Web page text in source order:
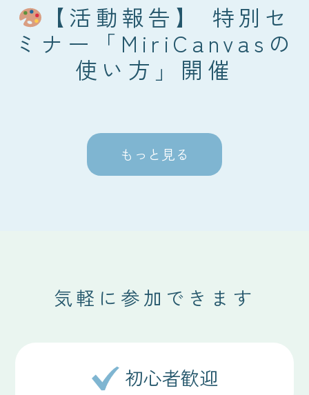
【活動報告】 特別セ
ミナー「MiriCanvasの
使い方」開催
もっと見る
気軽に参加できます
初心者歓迎